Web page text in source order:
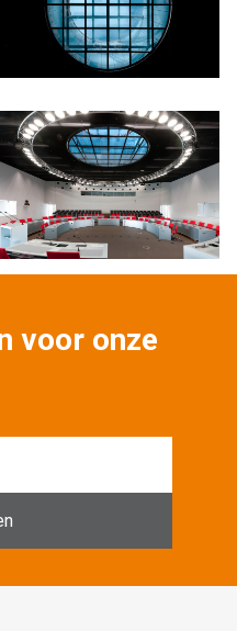
voor onze